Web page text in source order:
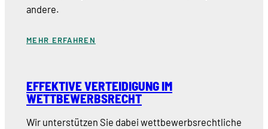
andere.
MEHR ERFAHREN
EFFEKTIVE VERTEIDIGUNG IM
WETTBEWERBSRECHT
Wir unterstützen Sie dabei wettbewerbsrechtliche